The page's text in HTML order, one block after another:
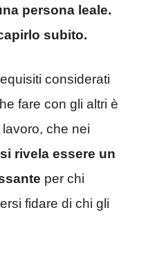
persona leale.
subito.
considerati
fare con gli altri è
che nei
si rivela essere un
per chi
fidare di chi gli